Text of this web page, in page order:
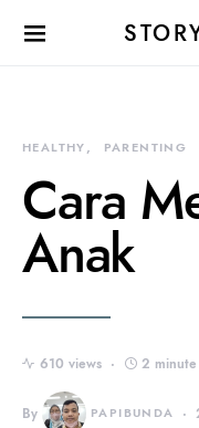
HEALTHY PARENTING
Cara
Anak
610 views 2 minute
By PAPIBUNDA